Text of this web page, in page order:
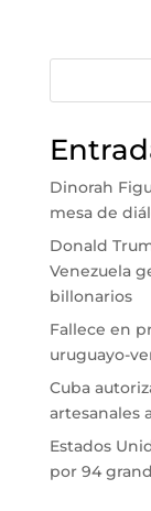
Dinorah
mesa de
Donald
Venezuela
billonarios
Fallece en
uruguayo-
Cuba
artesanales
Estados
por 94